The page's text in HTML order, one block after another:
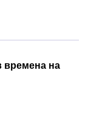
времена на